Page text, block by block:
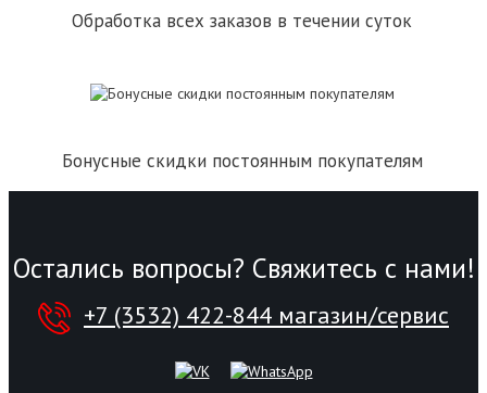
Обработка всех заказов в течении суток
Бонусные скидки постоянным покупателям
Остались вопросы? Свяжитесь с нами!
+7 (3532) 422-844 магазин/сервис